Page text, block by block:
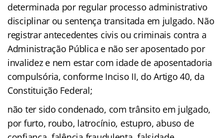
determinada por regular processo administrativo
disciplinar ou sentença transitada em julgado. Não
registrar antecedentes civis ou criminais contra a
Administração Pública e não ser aposentado por
invalidez e nem estar com idade de aposentadoria
compulsória, conforme Inciso II, do Artigo 40, da
Constituição Federal;
não ter sido condenado, com trânsito em julgado,
por furto, roubo, latrocínio, estupro, abuso de